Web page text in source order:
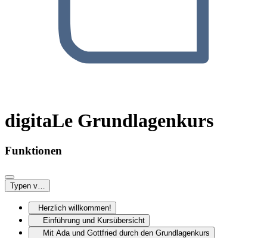
digitaLe Grundlagenkurs
Funktionen
Typen von Erklärvideos
Herzlich willkommen!
Einführung und Kursübersicht
Mit Ada und Gottfried durch den Grundlagenkurs